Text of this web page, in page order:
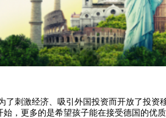
刺激经济、吸引外国投资而开放了投资
始，更多的是希望孩子能在接受德国的